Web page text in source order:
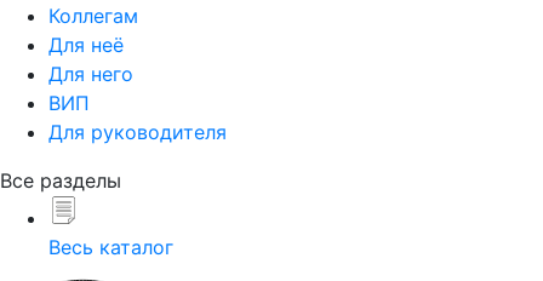
Коллегам
Для неё
Для него
ВИП
Для руководителя
Все разделы
Весь каталог